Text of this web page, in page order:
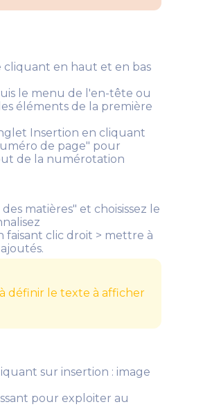
cliquant en haut et en bas
le menu de l'en-tête ou
éléments de la première
Insertion en cliquant
de page" pour
de la numérotation
matières" et choisissez le
faisant clic droit > mettre à
définir le texte à afficher
sur insertion : image
pour exploiter au